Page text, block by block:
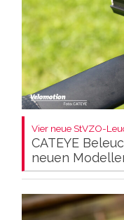
Vier neue StVZO-
CATEYE
neuen